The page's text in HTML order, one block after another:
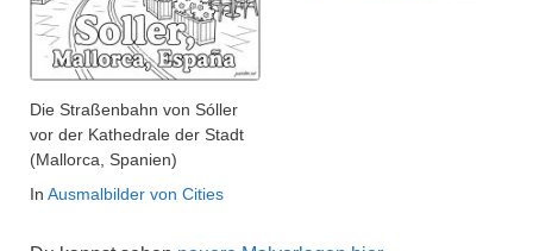
Die Straßenbahn von Sóller
vor der Kathedrale der Stadt
(Mallorca, Spanien)
In Ausmalbilder von Cities